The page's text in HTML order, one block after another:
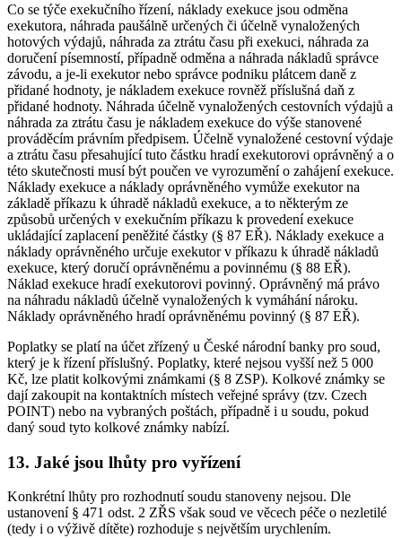
Co se týče exekučního řízení, náklady exekuce jsou odměna
exekutora, náhrada paušálně určených či účelně vynaložených
hotových výdajů, náhrada za ztrátu času při exekuci, náhrada za
doručení písemností, případně odměna a náhrada nákladů správce
závodu, a je-li exekutor nebo správce podniku plátcem daně z
přidané hodnoty, je nákladem exekuce rovněž příslušná daň z
přidané hodnoty. Náhrada účelně vynaložených cestovních výdajů a
náhrada za ztrátu času je nákladem exekuce do výše stanovené
prováděcím právním předpisem. Účelně vynaložené cestovní výdaje
a ztrátu času přesahující tuto částku hradí exekutorovi oprávněný a o
této skutečnosti musí být poučen ve vyrozumění o zahájení exekuce.
Náklady exekuce a náklady oprávněného vymůže exekutor na
základě příkazu k úhradě nákladů exekuce, a to některým ze
způsobů určených v exekučním příkazu k provedení exekuce
ukládající zaplacení peněžité částky (§ 87 EŘ). Náklady exekuce a
náklady oprávněného určuje exekutor v příkazu k úhradě nákladů
exekuce, který doručí oprávněnému a povinnému (§ 88 EŘ).
Náklad exekuce hradí exekutorovi povinný. Oprávněný má právo
na náhradu nákladů účelně vynaložených k vymáhání nároku.
Náklady oprávněného hradí oprávněnému povinný (§ 87 EŘ).
Poplatky se platí na účet zřízený u České národní banky pro soud,
který je k řízení příslušný. Poplatky, které nejsou vyšší než 5 000
Kč, lze platit kolkovými známkami (§ 8 ZSP). Kolkové známky se
dají zakoupit na kontaktních místech veřejné správy (tzv. Czech
POINT) nebo na vybraných poštách, případně i u soudu, pokud
daný soud tyto kolkové známky nabízí.
13. Jaké jsou lhůty pro vyřízení
Konkrétní lhůty pro rozhodnutí soudu stanoveny nejsou. Dle
ustanovení § 471 odst. 2 ZŘS však soud ve věcech péče o nezletilé
(tedy i o výživě dítěte) rozhoduje s největším urychlením.